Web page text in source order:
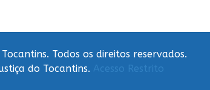
Todos os direitos reservados.
do Tocantins.